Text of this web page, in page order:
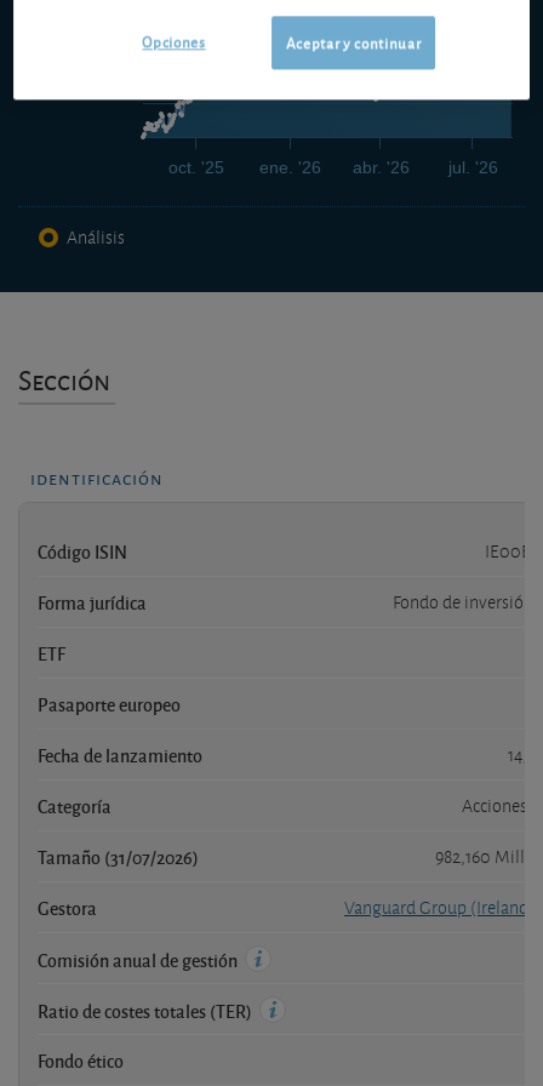
ene. '26 jul. '26
oct. '25 abr. '26
Análisis
Sección
identificación
Código ISIN
Forma jurídica Fondo de inversión
ETF
Pasaporte europeo
Fecha de lanzamiento 14/
Categoría Acciones
Tamaño (31/07/2026) 982,160
Gestora Vanguard Group (Ireland)
Comisión anual de gestión
Ratio de costes totales (TER)
Fondo ético
Aceptar y continuar
Opciones